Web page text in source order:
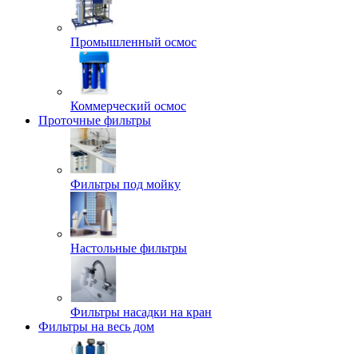
Промышленный осмос
Коммерческий осмос
Проточные фильтры
Фильтры под мойку
Настольные фильтры
Фильтры насадки на кран
Фильтры на весь дом